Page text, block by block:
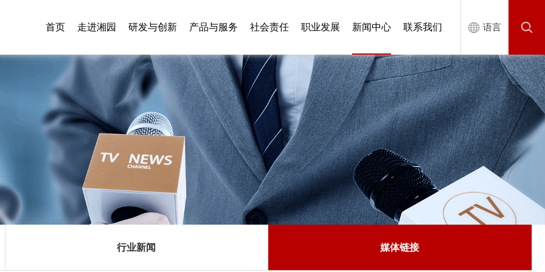
语言
首页 走进湘园 研发与创新 产品与服务 社会责任 职业发展 新闻中心 联系我们
行业新闻 媒体链接